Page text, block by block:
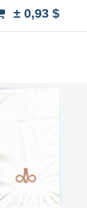
± 0,93 $